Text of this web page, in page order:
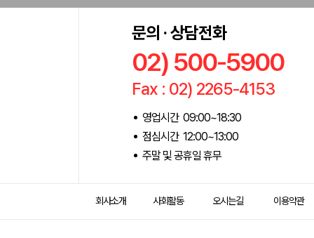
문의 · 상담전화
02) 500-5900
Fax : 02) 2265-4153
영업시간 09:00~18:30
점심시간 12:00~13:00
주말 및 공휴일 휴무
회사소개 사회활동 오시는길 이용약관